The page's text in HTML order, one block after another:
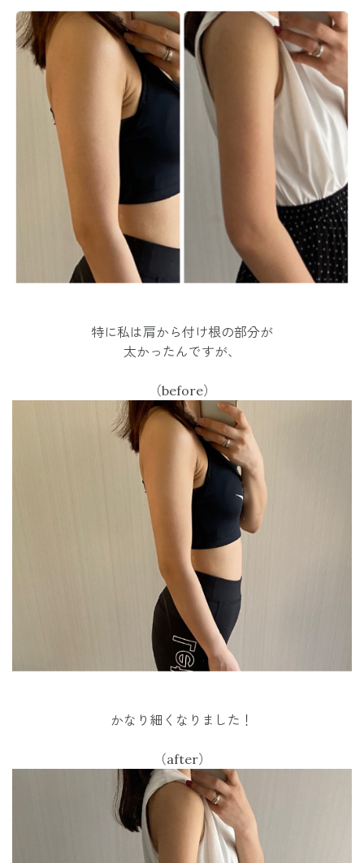
特に私は肩から付け根の部分が
太かったんですが、
（before）
かなり細くなりました！
（after）